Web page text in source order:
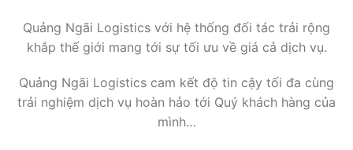
Quảng Ngãi Logistics với hệ thống đối tác trải rộng
khắp thế giới mang tới sự tối ưu về giá cả dịch vụ.
Quảng Ngãi Logistics cam kết độ tin cậy tối đa cùng
trải nghiệm dịch vụ hoàn hảo tới Quý khách hàng của
mình…